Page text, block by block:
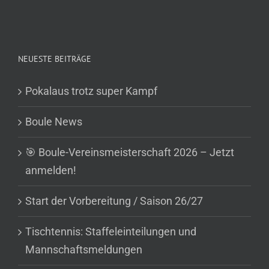
NEUESTE BEITRÄGE
Pokalaus trotz super Kampf
Boule News
🎯 Boule-Vereinsmeisterschaft 2026 – Jetzt
anmelden!
Start der Vorbereitung / Saison 26/27
Tischtennis: Staffeleinteilungen und
Mannschaftsmeldungen